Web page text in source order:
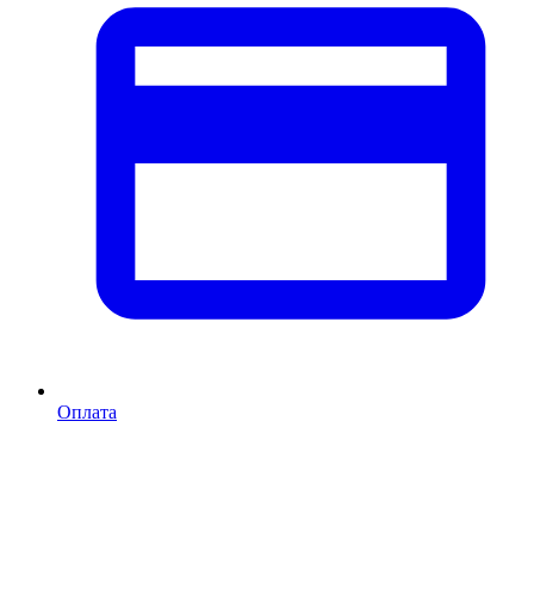
Оплата